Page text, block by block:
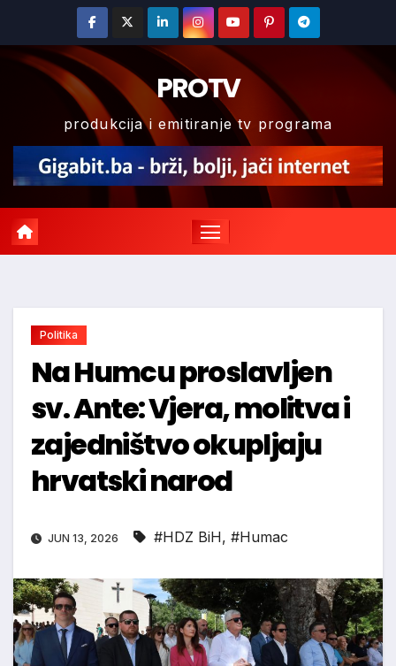
content
PROTV
produkcija i emitiranje tv programa
Politika
Na Humcu proslavljen
sv. Ante: Vjera, molitva i
zajedništvo okupljaju
hrvatski narod
JUN 13, 2026 #HDZ BiH, #Humac